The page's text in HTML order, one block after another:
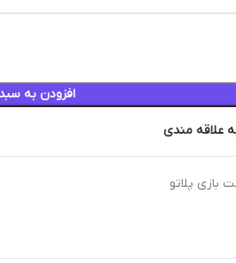
افزودن به
علاقه مندی
بازی پلاتو